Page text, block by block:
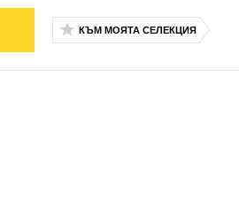
КЪМ МОЯТА СЕЛЕКЦИЯ